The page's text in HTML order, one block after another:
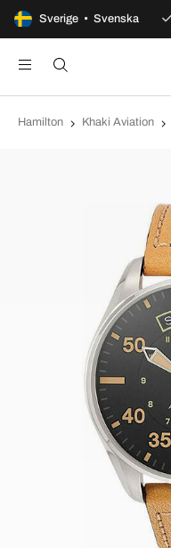
Sverige • Svenska
100 dagars öppet köp
Hamilton Khaki Aviation